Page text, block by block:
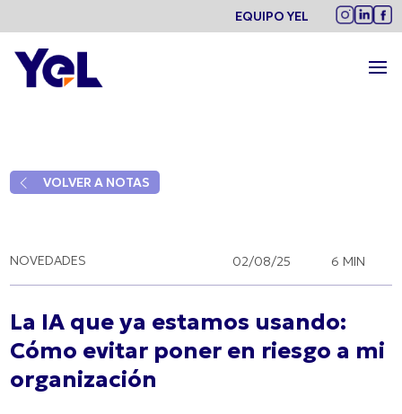
EQUIPO YEL
arrow_back_ios VOLVER A NOTAS
NOVEDADES 02/08/25 6 MIN
La IA que ya estamos usando:
Cómo evitar poner en riesgo a mi
organización